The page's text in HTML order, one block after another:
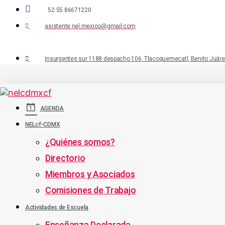
52 55 86671220
asistente.nel.mexico@gmail.com
Insurgentes sur 1188 despacho 106, Tlacoquemecatl, Benito
AGENDA
NELcf-CDMX
¿Quiénes somos?
Directorio
Miembros y Asociados
Comisiones de Trabajo
Actividades de Escuela